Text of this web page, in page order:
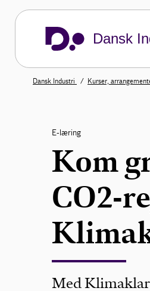
Dansk
Dansk Industri Kurser,
E-læring
Kom
CO2-
Med